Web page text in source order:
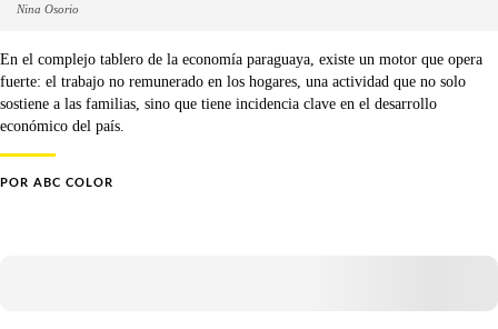
Nina Osorio
En el complejo tablero de la economía paraguaya, existe un motor que opera
fuerte: el trabajo no remunerado en los hogares, una actividad que no solo
sostiene a las familias, sino que tiene incidencia clave en el desarrollo
económico del país.
POR ABC COLOR